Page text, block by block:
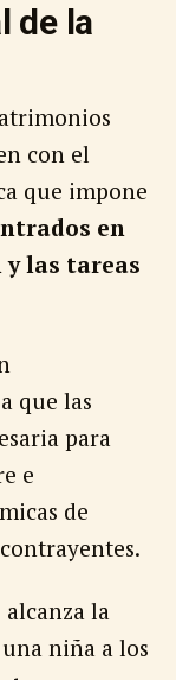
de la
con el
que impone
en
las tareas
que las
para
e
de
la
niña a los